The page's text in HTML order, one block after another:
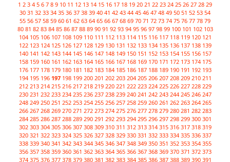
1 2 3 4 5 6 7 8 9 10 11 12 13 14 15 16 17 18 19 20 21 22 23 24 25 26 27 28 29
30 31 32 33 34 35 36 37 38 39 40 41 42 43 44 45 46 47 48 49 50 51 52 53 54
55 56 57 58 59 60 61 62 63 64 65 66 67 68 69 70 71 72 73 74 75 76 77 78 79
80 81 82 83 84 85 86 87 88 89 90 91 92 93 94 95 96 97 98 99 100 101 102 103
104 105 106 107 108 109 110 111 112 113 114 115 116 117 118 119 120 121
122 123 124 125 126 127 128 129 130 131 132 133 134 135 136 137 138 139
140 141 142 143 144 145 146 147 148 149 150 151 152 153 154 155 156 157
158 159 160 161 162 163 164 165 166 167 168 169 170 171 172 173 174 175
176 177 178 179 180 181 182 183 184 185 186 187 188 189 190 191 192 193
194 195 196 197 198 199 200 201 202 203 204 205 206 207 208 209 210 211
212 213 214 215 216 217 218 219 220 221 222 223 224 225 226 227 228 229
230 231 232 233 234 235 236 237 238 239 240 241 242 243 244 245 246 247
248 249 250 251 252 253 254 255 256 257 258 259 260 261 262 263 264 265
266 267 268 269 270 271 272 273 274 275 276 277 278 279 280 281 282 283
284 285 286 287 288 289 290 291 292 293 294 295 296 297 298 299 300 301
302 303 304 305 306 307 308 309 310 311 312 313 314 315 316 317 318 319
320 321 322 323 324 325 326 327 328 329 330 331 332 333 334 335 336 337
338 339 340 341 342 343 344 345 346 347 348 349 350 351 352 353 354 355
356 357 358 359 360 361 362 363 364 365 366 367 368 369 370 371 372 373
374 375 376 377 378 379 380 381 382 383 384 385 386 387 388 389 390 391